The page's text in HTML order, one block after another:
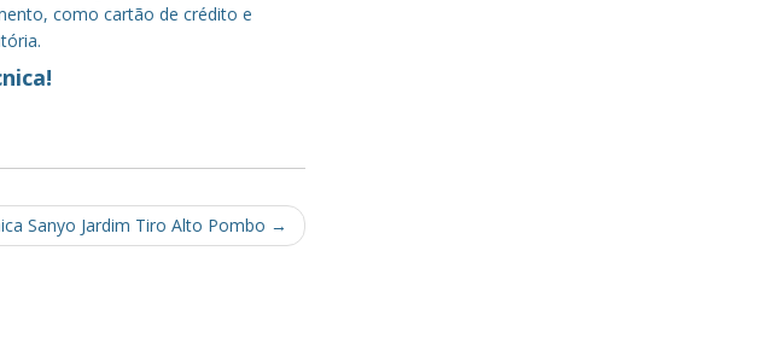
como cartão de crédito e
Sanyo Jardim Tiro Alto Pombo →